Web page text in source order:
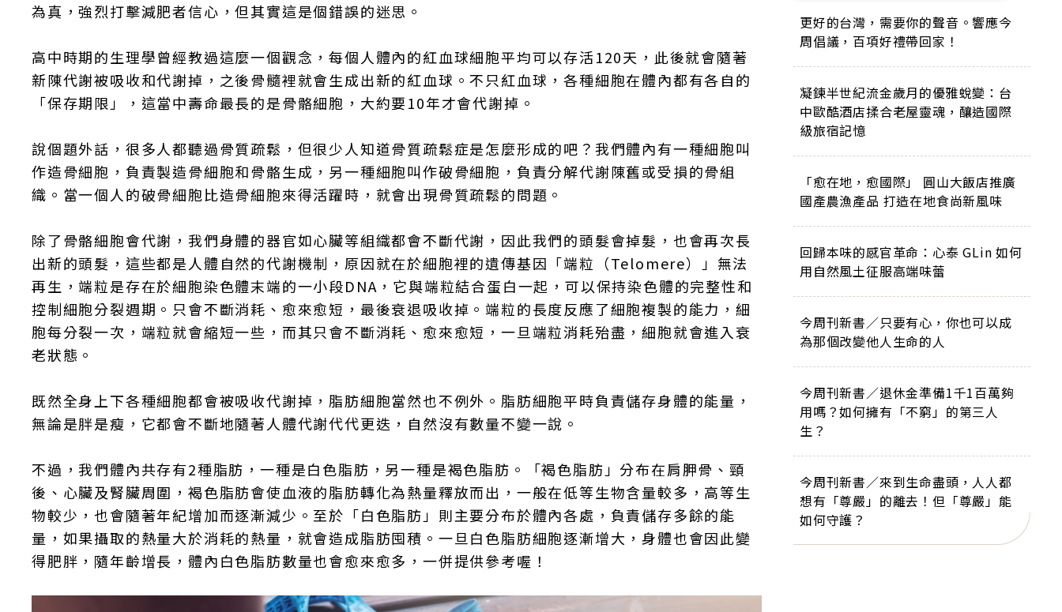
為真，強烈打擊減肥者信心，但其實這是個錯誤的迷思。
高中時期的生理學曾經教過這麼一個觀念，每個人體內的紅血球細胞平均可以存活120天，此後就會隨著
新陳代謝被吸收和代謝掉，之後骨髓裡就會生成出新的紅血球。不只紅血球，各種細胞在體內都有各自的
「保存期限」，這當中壽命最長的是骨骼細胞，大約要10年才會代謝掉。
說個題外話，很多人都聽過骨質疏鬆，但很少人知道骨質疏鬆症是怎麼形成的吧？我們體內有一種細胞叫
作造骨細胞，負責製造骨細胞和骨骼生成，另一種細胞叫作破骨細胞，負責分解代謝陳舊或受損的骨組
織。當一個人的破骨細胞比造骨細胞來得活躍時，就會出現骨質疏鬆的問題。
除了骨骼細胞會代謝，我們身體的器官如心臟等組織都會不斷代謝，因此我們的頭髮會掉髮，也會再次長
出新的頭髮，這些都是人體自然的代謝機制，原因就在於細胞裡的遺傳基因「端粒（Telomere）」無法
再生，端粒是存在於細胞染色體末端的一小段DNA，它與端粒結合蛋白一起，可以保持染色體的完整性和
控制細胞分裂週期。只會不斷消耗、愈來愈短，最後衰退吸收掉。端粒的長度反應了細胞複製的能力，細
胞每分裂一次，端粒就會縮短一些，而其只會不斷消耗、愈來愈短，一旦端粒消耗殆盡，細胞就會進入衰
老狀態。
既然全身上下各種細胞都會被吸收代謝掉，脂肪細胞當然也不例外。脂肪細胞平時負責儲存身體的能量，
無論是胖是瘦，它都會不斷地隨著人體代謝代代更迭，自然沒有數量不變一說。
不過，我們體內共存有2種脂肪，一種是白色脂肪，另一種是褐色脂肪。「褐色脂肪」分布在肩胛骨、頸
後、心臟及腎臟周圍，褐色脂肪會使血液的脂肪轉化為熱量釋放而出，一般在低等生物含量較多，高等生
物較少，也會隨著年紀增加而逐漸減少。至於「白色脂肪」則主要分布於體內各處，負責儲存多餘的能
量，如果攝取的熱量大於消耗的熱量，就會造成脂肪囤積。一旦白色脂肪細胞逐漸增大，身體也會因此變
得肥胖，隨年齡增長，體內白色脂肪數量也會愈來愈多，一併提供參考喔！
更好的台灣，需要你的聲音。響應今
周倡議，百項好禮帶回家！
凝鍊半世紀流金歲月的優雅蛻變：台
中歐酷酒店揉合老屋靈魂，釀造國際
級旅宿記憶
「愈在地，愈國際」 圓山大飯店推廣
國產農漁產品 打造在地食尚新風味
回歸本味的感官革命：心泰 GLin 如何
用自然風土征服高端味蕾
今周刊新書／只要有心，你也可以成
為那個改變他人生命的人
今周刊新書／退休金準備1千1百萬夠
用嗎？如何擁有「不窮」的第三人
生？
今周刊新書／來到生命盡頭，人人都
想有「尊嚴」的離去！但「尊嚴」能
如何守護？